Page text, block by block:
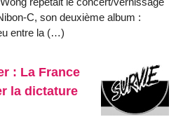
C, son deuxième album :
entre la (…)
: La France
la dictature